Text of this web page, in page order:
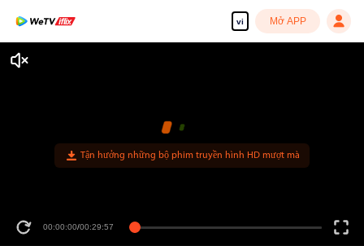
vi Mở APP
Tận hưởng những bộ phim truyền hình HD mượt mà
00:00:00/00:29:57